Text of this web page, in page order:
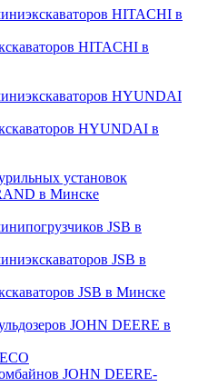
HITACHI в
HITACHI в
HYUNDAI
HYUNDAI в
установок
в Минске
JSB в
JSB в
JSB в Минске
JOHN DEERE в
JOHN DEERE-